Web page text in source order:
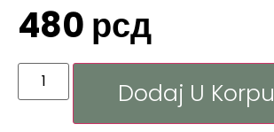
480 рсд
Dodaj U Korpu